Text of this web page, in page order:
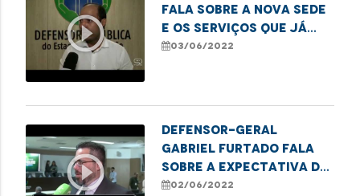
play_circle_outline
fala sobre a nova sede
e os serviços que já
estão em
03/06/2022
play_circle_outline
Defensor-geral
Gabriel Furtado fala
sobre a expectativa do
trabalho e ações da
02/06/2022